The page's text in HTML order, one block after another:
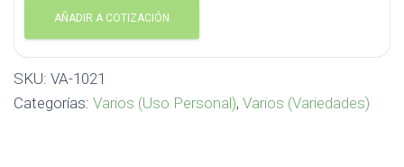
AÑADIR A COTIZACIÓN
SKU: VA-1021
Categorías: Varios (Uso Personal), Varios (Variedades)